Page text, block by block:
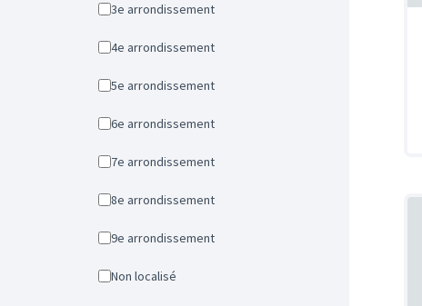
3e arrondissement
4e arrondissement
5e arrondissement
6e arrondissement
7e arrondissement
8e arrondissement
9e arrondissement
Non localisé